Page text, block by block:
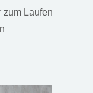
zum Laufen